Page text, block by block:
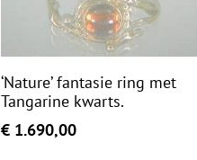
‘Nature’ fantasie ring met
Tangarine kwarts.
€ 1.690,00